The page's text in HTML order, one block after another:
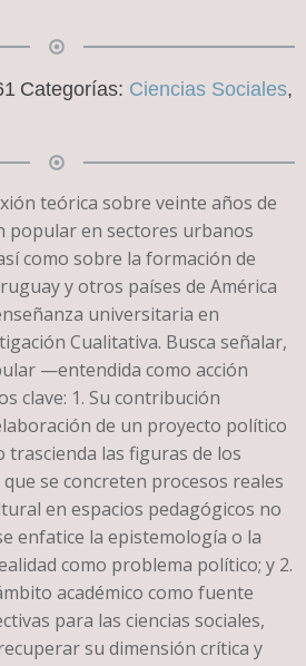
Categorías: Ciencias Sociales,
teórica sobre veinte años de
popular en sectores urbanos
como sobre la formación de
y otros países de América
universitaria en
Cualitativa. Busca señalar,
—entendida como acción
clave: 1. Su contribución
de un proyecto político
las figuras de los
se concreten procesos reales
en espacios pedagógicos no
enfatice la epistemología o la
como problema político; y 2.
académico como fuente
para las ciencias sociales,
su dimensión crítica y